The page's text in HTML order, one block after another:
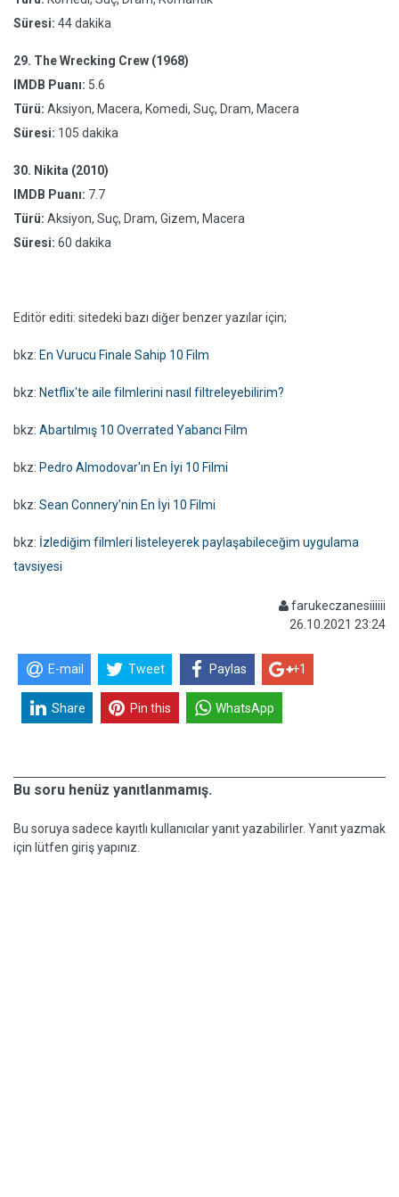
Süresi: 44 dakika
29. The Wrecking Crew (1968)
IMDB Puanı: 5.6
Türü: Aksiyon, Macera, Komedi, Suç, Dram, Macera
Süresi: 105 dakika
30. Nikita (2010)
IMDB Puanı: 7.7
Türü: Aksiyon, Suç, Dram, Gizem, Macera
Süresi: 60 dakika
Editör editi: sitedeki bazı diğer benzer yazılar için;
bkz: En Vurucu Finale Sahip 10 Film
bkz: Netflix'te aile filmlerini nasıl filtreleyebilirim?
bkz: Abartılmış 10 Overrated Yabancı Film
bkz: Pedro Almodovar'ın En İyi 10 Filmi
bkz: Sean Connery'nin En İyi 10 Filmi
bkz: İzlediğim filmleri listeleyerek paylaşabileceğim uygulama
tavsiyesi
farukeczanesiiiiii
26.10.2021 23:24
E-mail Tweet Paylas +1
Share Pin this WhatsApp
Bu soru henüz yanıtlanmamış.
Bu soruya sadece kayıtlı kullanıcılar yanıt yazabilirler. Yanıt yazmak
için lütfen giriş yapınız.